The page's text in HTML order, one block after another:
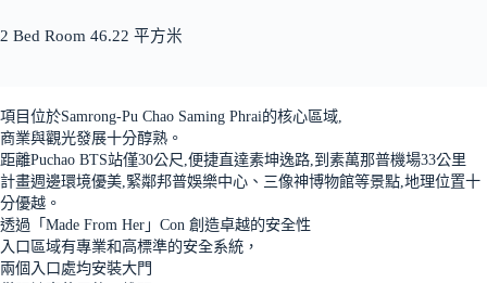
2 Bed Room 46.22 平方米
項目位於Samrong-Pu Chao Saming Phrai的核心區域,
商業與觀光發展十分醇熟。
距離Puchao BTS站僅30公尺,便捷直達素坤逸路,到素萬那普機場33公里
計畫週邊環境優美,緊鄰邦普娛樂中心、三像神博物館等景點,地理位置十
分優越。
透過「Made From Her」Con 創造卓越的安全性
入口區域有專業和高標準的安全系統，
兩個入口處均安裝大門